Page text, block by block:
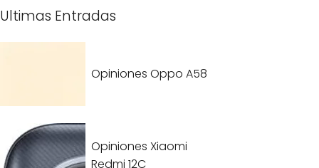
Ultimas Entradas
Opiniones Oppo A58
Opiniones Xiaomi
Redmi 12C